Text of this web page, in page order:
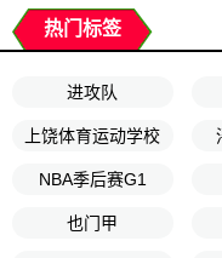
热门标签
进攻队
上饶体育运动学校
NBA季后赛G1
也门甲